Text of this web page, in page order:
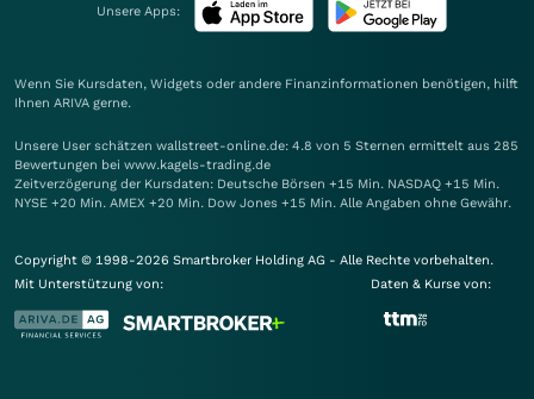
Unsere Apps:
Wenn Sie Kursdaten, Widgets oder andere Finanzinformationen benötigen, hilft
Ihnen ARIVA gerne.
Unsere User schätzen wallstreet-online.de: 4.8 von 5 Sternen ermittelt aus 285
Bewertungen bei www.kagels-trading.de
Zeitverzögerung der Kursdaten: Deutsche Börsen +15 Min. NASDAQ +15 Min.
NYSE +20 Min. AMEX +20 Min. Dow Jones +15 Min. Alle Angaben ohne Gewähr.
Copyright © 1998-2026 Smartbroker Holding AG - Alle Rechte vorbehalten.
Mit Unterstützung von:
Daten & Kurse von: